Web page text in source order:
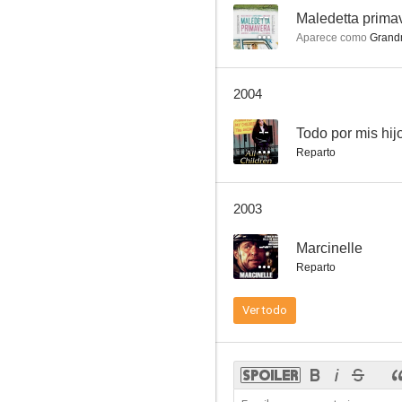
-- Maledetta
Aparece como
2004
-- Todo por mis
Reparto
2003
-- Marcinelle
Reparto
Ver todo